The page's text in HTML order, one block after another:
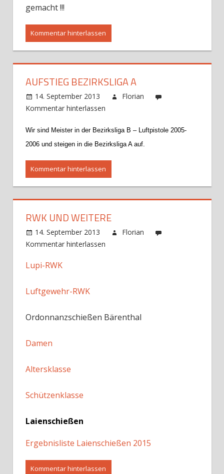
gemacht !!!
Kommentar hinterlassen
AUFSTIEG BEZIRKSLIGA A
14. September 2013
Florian
Kommentar hinterlassen
Wir sind Meister in der Bezirksliga B – Luftpistole 2005-
2006 und steigen in die Bezirksliga A auf.
Kommentar hinterlassen
RWK UND WEITERE
14. September 2013
Florian
Kommentar hinterlassen
Lupi-RWK
Luftgewehr-RWK
Ordonnanzschießen Bärenthal
Damen
Altersklasse
Schützenklasse
Laienschießen
Ergebnisliste Laienschießen 2015
Kommentar hinterlassen